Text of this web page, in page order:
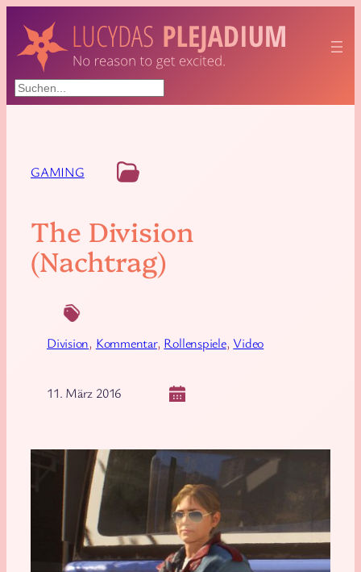
Suchen
GAMING
The Division
(Nachtrag)
11. März 2016
Division, Kommentar, Rollenspiele, Video